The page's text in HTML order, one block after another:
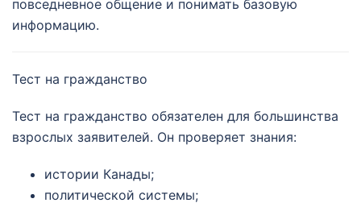
повседневное общение и понимать базовую
информацию.
Тест на гражданство
Тест на гражданство обязателен для большинства
взрослых заявителей. Он проверяет знания:
истории Канады;
политической системы;